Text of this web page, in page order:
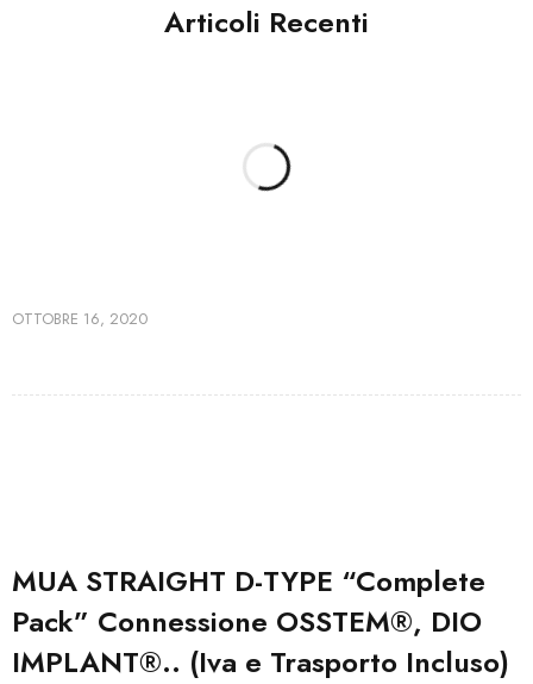
Articoli Recenti
OTTOBRE 16, 2020
MUA STRAIGHT D-TYPE “Complete
Pack” Connessione OSSTEM®, DIO
IMPLANT®.. (Iva e Trasporto Incluso)